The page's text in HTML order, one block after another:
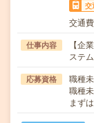
交
交通
仕事内容
【企
ステ
応募資格
職種
職種
まず